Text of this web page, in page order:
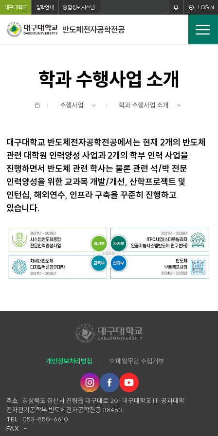
본문 바로가기
주메뉴 바로가기
대구대학교 입학안내 종합정보시스템 LOGIN
반도체전자공학전공
전
체
학과 수행사업 소개
수행사업 학과 수행사업 소개
대구대학교 반도체전자공학전공에서는 현재 2개의 반도체
관련 대학원 인력양성 사업과 2개의 학부 인력 사업을
진행하면서 반도체 관련 학사는 물론 관련 석/박 전문
인력양성을 위한 교과목 개발/개선, 산학프로젝트 및
인턴십, 해외연수, 인프라 구축을 꾸준히 진행하고
있습니다.
개인정보처리방침
이메일무단 수집거부
인
스
타
그
페
이
스
북
유
튜
브
주소
경상북도 경산시 진량읍 대구대로 201 대구대학교 IT·공과대학
전자전기공학부 반도체전자공학전공 38453
TEL
053-850-6610
FAX
-